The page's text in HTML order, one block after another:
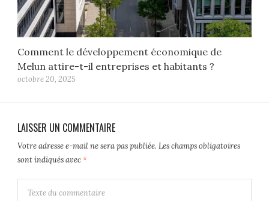
Comment le développement économique de
Melun attire-t-il entreprises et habitants ?
octobre 20, 2025
LAISSER UN COMMENTAIRE
Votre adresse e-mail ne sera pas publiée. Les champs obligatoires
sont indiqués avec*